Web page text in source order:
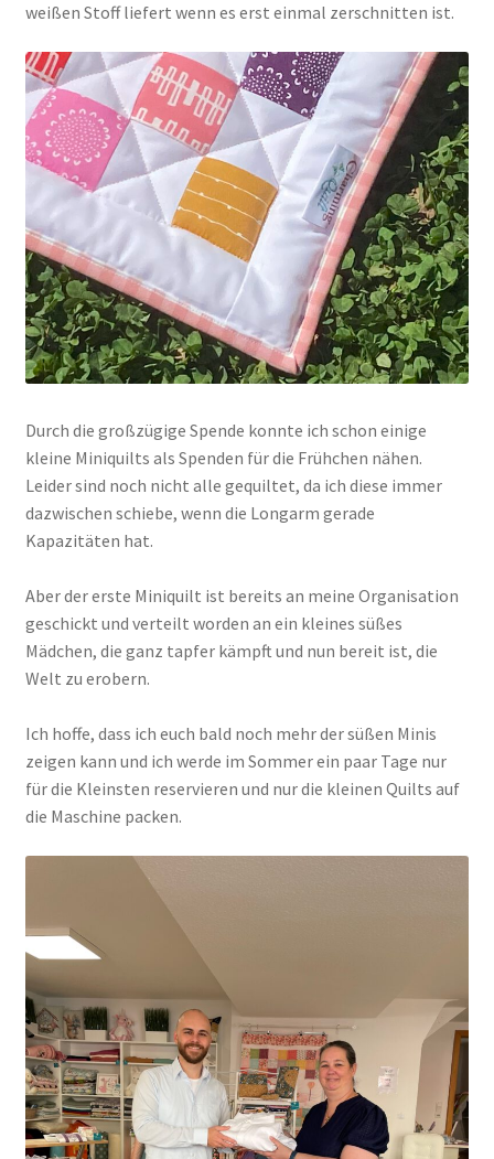
weißen Stoff liefert wenn es erst einmal zerschnitten ist.
Durch die großzügige Spende konnte ich schon einige
kleine Miniquilts als Spenden für die Frühchen nähen.
Leider sind noch nicht alle gequiltet, da ich diese immer
dazwischen schiebe, wenn die Longarm gerade
Kapazitäten hat.
Aber der erste Miniquilt ist bereits an meine Organisation
geschickt und verteilt worden an ein kleines süßes
Mädchen, die ganz tapfer kämpft und nun bereit ist, die
Welt zu erobern.
Ich hoffe, dass ich euch bald noch mehr der süßen Minis
zeigen kann und ich werde im Sommer ein paar Tage nur
für die Kleinsten reservieren und nur die kleinen Quilts auf
die Maschine packen.